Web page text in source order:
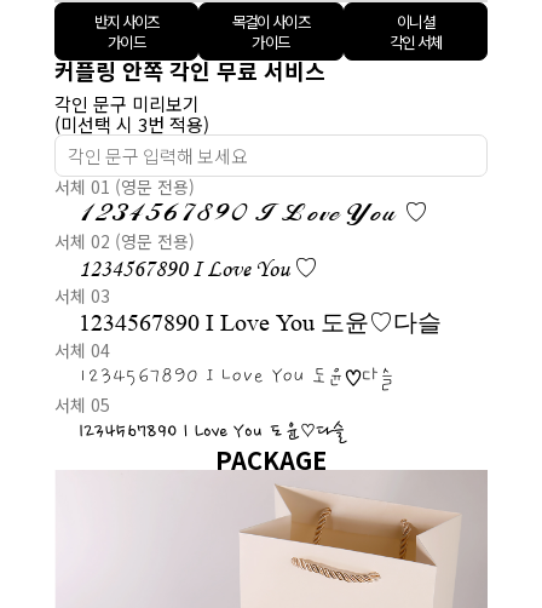
반지 사이즈
가이드
목걸이 사이즈
가이드
이니셜
각인 서체
커플링 안쪽 각인 무료 서비스
각인 문구 미리보기
(미선택 시 3번 적용)
서체 01 (영문 전용)
1234567890 I Love You ♡
서체 02 (영문 전용)
1234567890 I Love You ♡
서체 03
1234567890 I Love You 도윤♡다슬
서체 04
1234567890 I Love You 도윤♡다슬
서체 05
1234567890 I Love You 도윤♡다슬
PACKAGE